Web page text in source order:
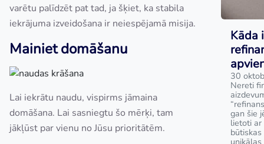
varētu palīdzēt pat tad, ja šķiet, ka stabila
iekrājuma izveidošana ir neiespējamā misija.
Mainiet domāšanu
Lai iekrātu naudu, vispirms jāmaina
domāšana. Lai sasniegtu šo mērķi, tam
jākļūst par vienu no Jūsu prioritātēm.
Kāda
30
Nereti
gan šie
lietoti ar